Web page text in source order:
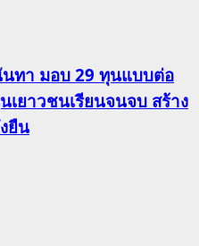
ทา มอบ 29 ทุนแบบต่อ
ยาวชนเรียนจนจบ สร้าง
ยืน